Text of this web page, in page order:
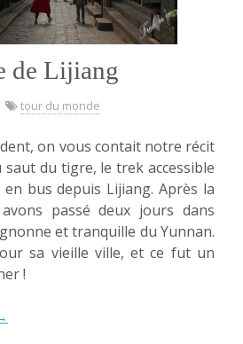
de Lijiang
tour du monde
on vous contait notre récit
du tigre, le trek accessible
bus depuis Lijiang. Après la
passé deux jours dans
et tranquille du Yunnan.
sa vieille ville, et ce fut un
!